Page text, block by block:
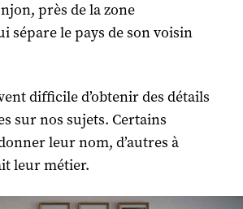
près de la zone
sépare le pays de son voisin
difficile d’obtenir des détails
sur nos sujets. Certains
leur nom, d’autres à
leur métier.